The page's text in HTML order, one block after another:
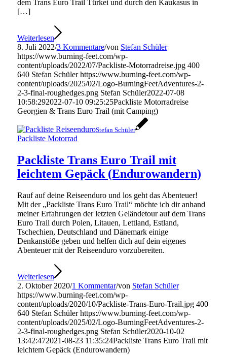
dem Trans Euro Trail Türkei und durch den Kaukasus in
[…]
Weiterlesen
8. Juli 2022/3 Kommentare/von Stefan Schüler
https://www.burning-feet.com/wp-
content/uploads/2022/07/Packliste-Motorradreise.jpg 400
640 Stefan Schüler https://www.burning-feet.com/wp-
content/uploads/2025/02/Logo-BurningFeetAdventures-2-
2-3-final-roughedges.png Stefan Schüler2022-07-08
10:58:292022-07-10 09:25:25Packliste Motorradreise
Georgien & Trans Euro Trail (mit Camping)
Stefan Schüler
Packliste Motorrad
Packliste Trans Euro Trail mit
leichtem Gepäck (Endurowandern)
Rauf auf deine Reiseenduro und los geht das Abenteuer!
Mit der „Packliste Trans Euro Trail“ möchte ich dir anhand
meiner Erfahrungen der letzten Geländetour auf dem Trans
Euro Trail durch Polen, Litauen, Lettland, Estland,
Tschechien, Deutschland und Dänemark einige
Denkanstöße geben und helfen dich auf dein eigenes
Abenteuer mit der Reiseenduro vorzubereiten.
Weiterlesen
2. Oktober 2020/1 Kommentar/von Stefan Schüler
https://www.burning-feet.com/wp-
content/uploads/2020/10/Packliste-Trans-Euro-Trail.jpg 400
640 Stefan Schüler https://www.burning-feet.com/wp-
content/uploads/2025/02/Logo-BurningFeetAdventures-2-
2-3-final-roughedges.png Stefan Schüler2020-10-02
13:42:472021-08-23 11:35:24Packliste Trans Euro Trail mit
leichtem Gepäck (Endurowandern)